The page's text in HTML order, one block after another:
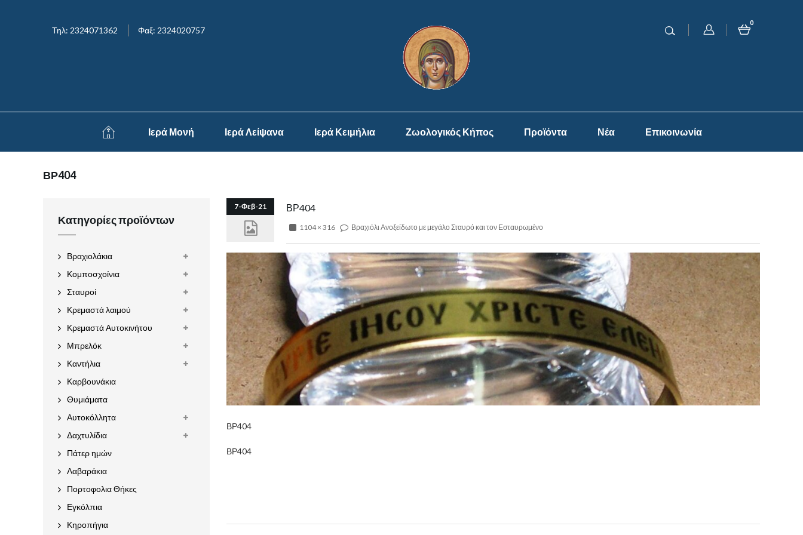
Τηλ: 2324071362 Φαξ: 2324020757
0
Ιερά Μονή Ιερά Λείψανα Ιερά Κειμήλια Ζωολογικός Κήπος Προϊόντα Νέα Επικοινωνία
ΒΡ404
7-Φεβ-21 ΒΡ404
1104 × 316 Βραχιόλι Ανοξείδωτο με μεγάλο Σταυρό και τον Εσταυρωμένο
ΒΡ404
ΒΡ404
Κατηγορίες προϊόντων
Βραχιολάκια
Κομποσχοίνια
Σταυροί
Κρεμαστά λαιμού
Κρεμαστά Αυτοκινήτου
Μπρελόκ
Καντήλια
Καρβουνάκια
Θυμιάματα
Αυτοκόλλητα
Δαχτυλίδια
Πάτερ ημών
Λαβαράκια
Πορτοφολια Θήκες
Εγκόλπια
Κηροπήγια